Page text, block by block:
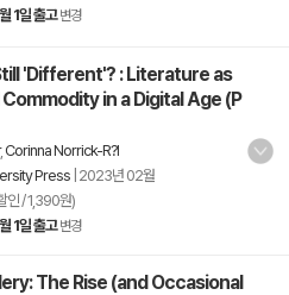
1일 출고 변경
'Different'? : Literature as
in a Digital Age (P
,Corinna Norrick-R?l
Press 2023년 02월
인 / 1,390원)
1일 출고 변경
The Rise (and Occasional